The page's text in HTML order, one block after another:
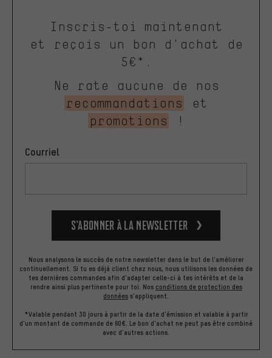
Inscris-toi maintenant
et reçois un bon d'achat de
5€*.
Ne rate aucune de nos
recommandations
et
promotions
!
Courriel
S’abonner à la newsletter
Nous analysons le succès de notre newsletter dans le but de l'améliorer
continuellement. Si tu es déjà client chez nous, nous utilisons les données de
tes dernières commandes afin d'adapter celle-ci à tes intérêts et de la
rendre ainsi plus pertinente pour toi. Nos conditions de protection des
données s'appliquent.
*Valable pendant 30 jours à partir de la date d'émission et valable à partir
d'un montant de commande de 60€. Le bon d'achat ne peut pas être combiné
avec d'autres actions.